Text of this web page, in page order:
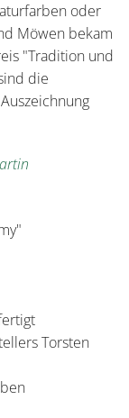
oder
Möwen bekam
"Tradition und
die
Torsten